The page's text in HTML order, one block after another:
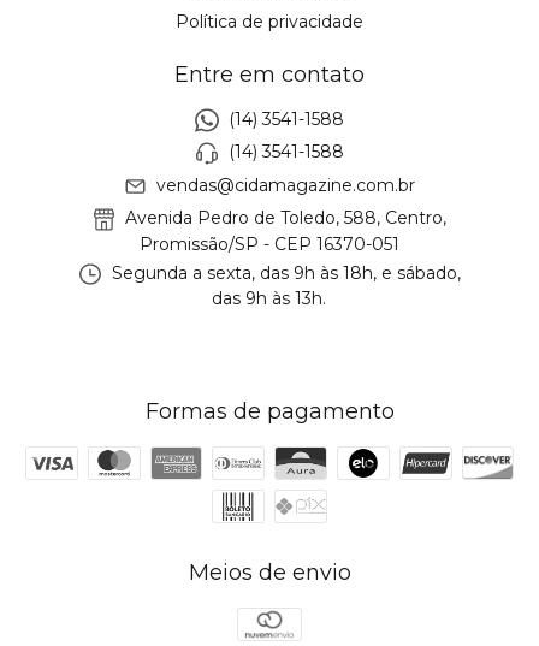
Política de privacidade
Entre em contato
(14) 3541-1588
(14) 3541-1588
vendas@cidamagazine.com.br
Avenida Pedro de Toledo, 588, Centro,
Promissão/SP - CEP 16370-051
Segunda a sexta, das 9h às 18h, e sábado,
das 9h às 13h.
Formas de pagamento
Meios de envio